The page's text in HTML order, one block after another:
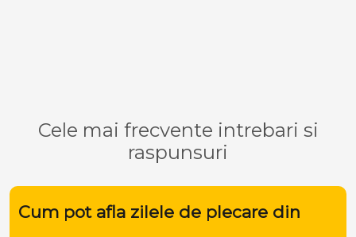
Cele mai frecvente intrebari si
raspunsuri
Cum pot afla zilele de plecare din